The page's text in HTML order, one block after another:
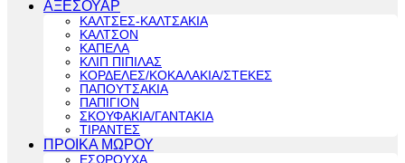
ΑΞΕΣΟΥΑΡ
ΚΑΛΤΣΕΣ-ΚΑΛΤΣΑΚΙΑ
ΚΑΛΤΣΟΝ
ΚΑΠΕΛΑ
ΚΛΙΠ ΠΙΠΙΛΑΣ
ΚΟΡΔΕΛΕΣ/ΚΟΚΑΛΑΚΙΑ/ΣΤΕΚΕΣ
ΠΑΠΟΥΤΣΑΚΙΑ
ΠΑΠΙΓΙΟΝ
ΣΚΟΥΦΑΚΙΑ/ΓΑΝΤΑΚΙΑ
ΤΙΡΑΝΤΕΣ
ΠΡΟΙΚΑ ΜΩΡΟΥ
ΕΣΩΡΟΥΧΑ